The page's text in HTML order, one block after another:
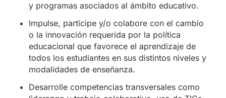
y programas asociados al ámbito educativo.
Impulse, participe y/o colabore con el cambio
o la innovación requerida por la política
educacional que favorece el aprendizaje de
todos los estudiantes en sus distintos niveles y
modalidades de enseñanza.
Desarrolle competencias transversales como